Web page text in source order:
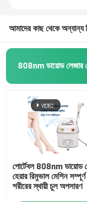
আমাদের কাছ থেকে অন্যান্য
808nm ডায়োড লেজার
পোর্টেবল 808nm ডায়োড
হেয়ার রিমুভাল মেশিন সম্পূর্ণ
শরীরের স্থায়ী চুল অপসারণ